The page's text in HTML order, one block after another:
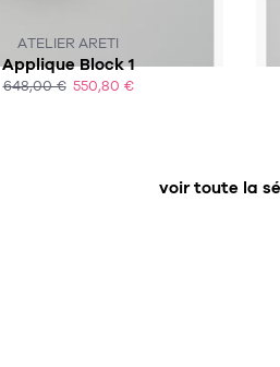
ATELIER ARETI
Applique Block 1
648,00 € 550,80 €
voir toute la